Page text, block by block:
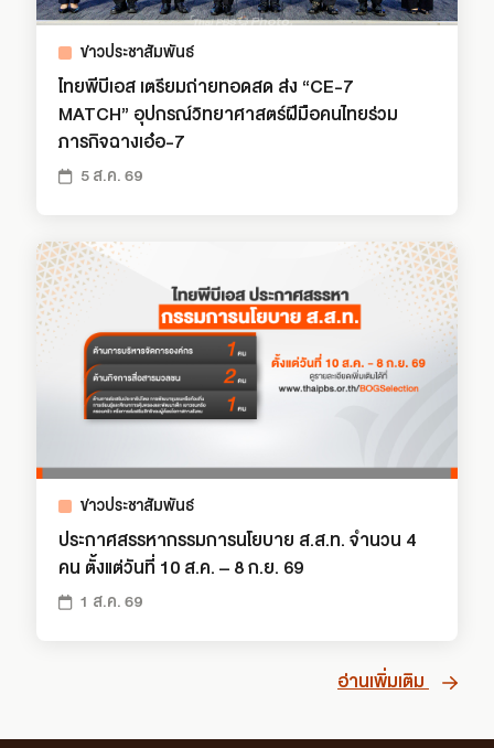
ข่าวประชาสัมพันธ์
ไทยพีบีเอส เตรียมถ่ายทอดสด ส่ง “CE-7
MATCH” อุปกรณ์วิทยาศาสตร์ฝีมือคนไทยร่วม
ภารกิจฉางเอ๋อ-7
5 ส.ค. 69
ข่าวประชาสัมพันธ์
ประกาศสรรหากรรมการนโยบาย ส.ส.ท. จำนวน 4
คน ตั้งแต่วันที่ 10 ส.ค. – 8 ก.ย. 69
1 ส.ค. 69
อ่านเพิ่มเติม